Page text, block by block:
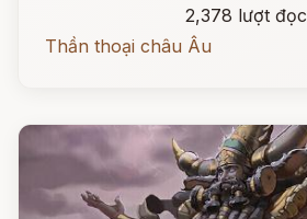
2,378 lượt đọc
Thần thoại châu Âu